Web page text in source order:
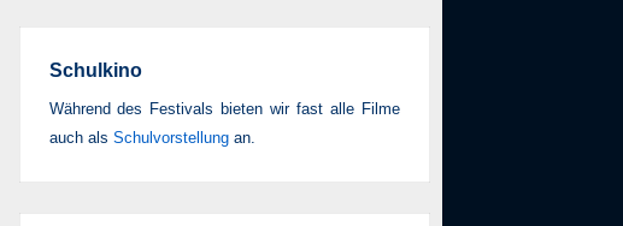
Schulkino
Während des Festivals bieten wir fast alle Filme
auch als Schul­vor­stellungan.